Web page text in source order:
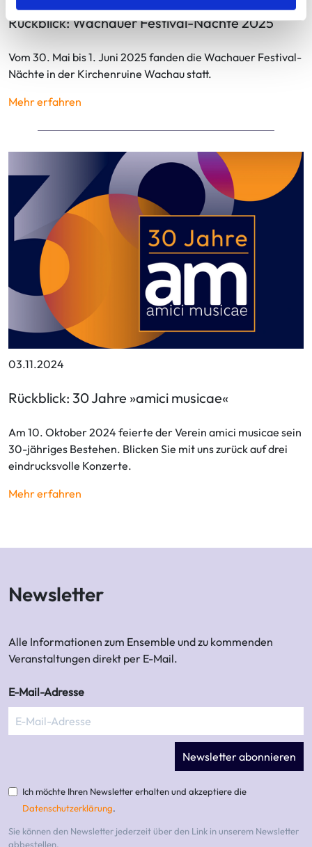
Rückblick: Wachauer Festival-Nächte 2025
Vom 30. Mai bis 1. Juni 2025 fanden die Wachauer Festival-
Nächte in der Kirchenruine Wachau statt.
Mehr erfahren
03.11.2024
Rückblick: 30 Jahre »amici musicae«
Am 10. Oktober 2024 feierte der Verein amici musicae sein
30-jähriges Bestehen. Blicken Sie mit uns zurück auf drei
eindrucksvolle Konzerte.
Mehr erfahren
Newsletter
Alle Informationen zum Ensemble und zu kommenden
Veranstaltungen direkt per E-Mail.
E-Mail-Adresse
Newsletter abonnieren
Ich möchte Ihren Newsletter erhalten und akzeptiere die
Datenschutzerklärung.
Sie können den Newsletter jederzeit über den Link in unserem Newsletter
abbestellen.